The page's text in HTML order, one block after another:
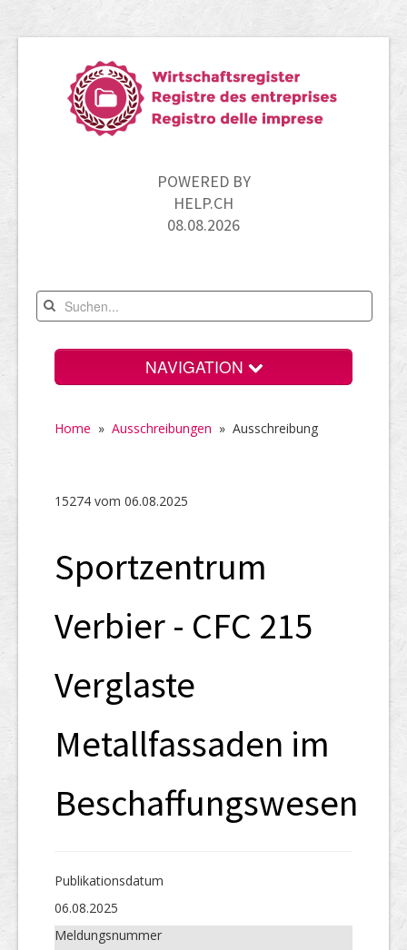
POWERED BY
HELP.CH
08.08.2026
NAVIGATION
UID-Register
Home » Ausschreibungen » Ausschreibung
15274 vom 06.08.2025
Sportzentrum
Verbier - CFC 215
Verglaste
Metallfassaden im
Beschaffungswesen
Publikations­datum
06.08.2025
Meldungs­nummer